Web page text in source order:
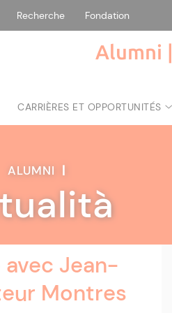
Recherche Fondation
Alumni |
CARRIÈRES ET OPPORTUNITÉS
ALUMNI |
Jean-
Montres